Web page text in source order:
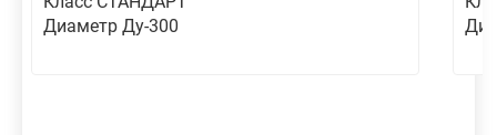
Диаметр Ду-300